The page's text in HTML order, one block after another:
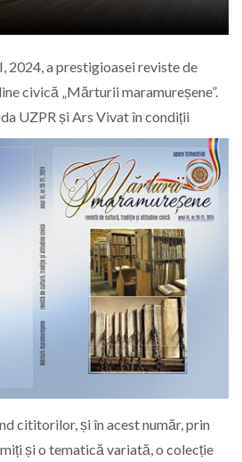
2024, a prestigioasei reviste de
civică „Mărturii maramureșene”.
UZPR și Ars Vivat în condiții
cititorilor, și în acest număr, prin
și o tematică variată, o colecție